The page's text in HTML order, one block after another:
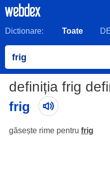
Dictionare: Toate
definiția frig
frig
găsește rime pentru frig